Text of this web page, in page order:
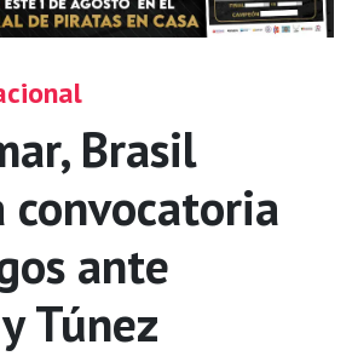
Brasil
convocatoria
ante
Túnez